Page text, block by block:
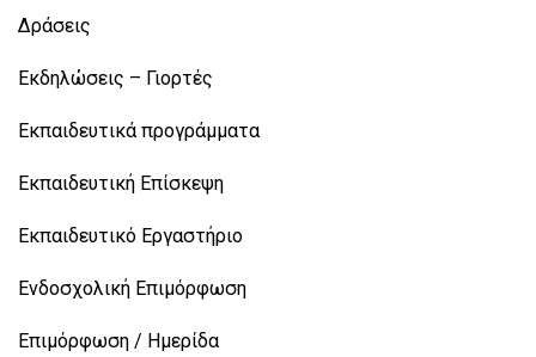
Δράσεις
Εκδηλώσεις – Γιορτές
Εκπαιδευτικά προγράμματα
Εκπαιδευτική Επίσκεψη
Εκπαιδευτικό Εργαστήριο
Ενδοσχολική Επιμόρφωση
Επιμόρφωση / Ημερίδα